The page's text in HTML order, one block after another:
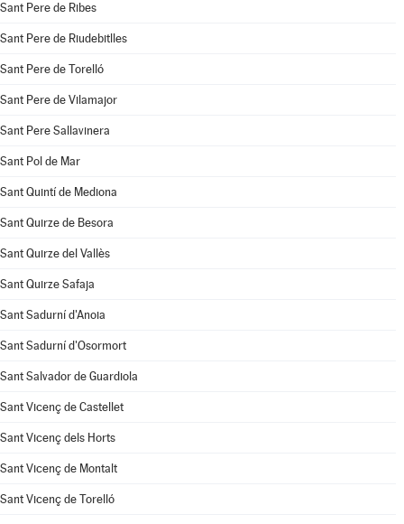
Sant Pere de Ribes
Sant Pere de Riudebitlles
Sant Pere de Torelló
Sant Pere de Vilamajor
Sant Pere Sallavinera
Sant Pol de Mar
Sant Quintí de Mediona
Sant Quirze de Besora
Sant Quirze del Vallès
Sant Quirze Safaja
Sant Sadurní d'Anoia
Sant Sadurní d'Osormort
Sant Salvador de Guardiola
Sant Vicenç de Castellet
Sant Vicenç dels Horts
Sant Vicenç de Montalt
Sant Vicenç de Torelló